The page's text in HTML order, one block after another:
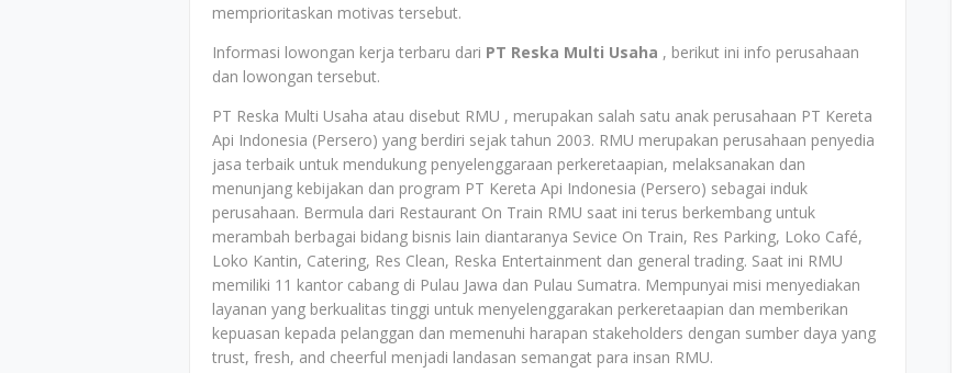
memprioritaskan motivas tersebut.
Informasi lowongan kerja terbaru dari PT Reska Multi Usaha , berikut ini info perusahaan
dan lowongan tersebut.
PT Reska Multi Usaha atau disebut RMU , merupakan salah satu anak perusahaan PT Kereta
Api Indonesia (Persero) yang berdiri sejak tahun 2003. RMU merupakan perusahaan penyedia
jasa terbaik untuk mendukung penyelenggaraan perkeretaapian, melaksanakan dan
menunjang kebijakan dan program PT Kereta Api Indonesia (Persero) sebagai induk
perusahaan. Bermula dari Restaurant On Train RMU saat ini terus berkembang untuk
merambah berbagai bidang bisnis lain diantaranya Sevice On Train, Res Parking, Loko Café,
Loko Kantin, Catering, Res Clean, Reska Entertainment dan general trading. Saat ini RMU
memiliki 11 kantor cabang di Pulau Jawa dan Pulau Sumatra. Mempunyai misi menyediakan
layanan yang berkualitas tinggi untuk menyelenggarakan perkeretaapian dan memberikan
kepuasan kepada pelanggan dan memenuhi harapan stakeholders dengan sumber daya yang
trust, fresh, and cheerful menjadi landasan semangat para insan RMU.